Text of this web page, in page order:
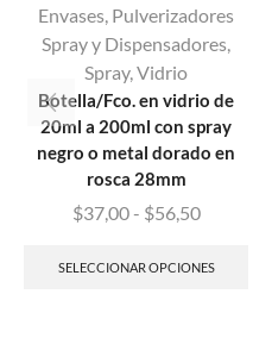
Envases, Pulverizadores
Spray y Dispensadores,
Spray,Vidrio
Botella/Fco. en vidrio de
20ml a 200ml con spray
negro o metal dorado en
rosca 28mm
$37,00 - $56,50
SELECCIONAR OPCIONES